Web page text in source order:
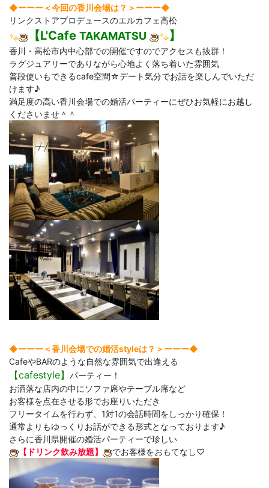
◆ーーー＜今回の香川会場は？＞ ーーー◆
リンクストアプロデュースのエルカフェ高松
【L'Cafe TAKAMATSU 】
香川・高松市内中心部での開催ですのでアクセスも抜群！
ラグジュアリーでありながら心地よく落ち着いた雰囲気
普段使いもできるcafe空間☆デート気分でお話を楽しんでいただ
けます♪
満足度の高い香川会場での婚活パーティーにぜひお気軽にお越し
くださいませ＾＾
◆ーーー＜香川会場での婚活styleは？＞ーーー◆
CafeやBARのような自然な雰囲気で出逢える
【cafestyle】 パーティー！
お洒落な店内の中にソファ席やテーブル席など
お客様を点在させる形でお座りいただき
フリータイムを行わず、1対1の会話時間をしっかり確保！
通常よりもゆっくりお話ができる形式となっております♪
さらに香川県開催の婚活パーティーで珍しい
【ドリンク飲み放題】
でお客様をおもてなし♡